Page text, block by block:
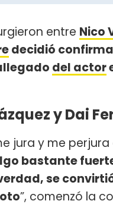
entre Nico
decidió
del actor
y Dai
jura y me
bastante
se
”, comenzó la